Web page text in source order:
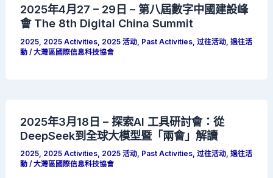
2025年4月27 – 29日 – 第八屆數字中國建設峰
會 The 8th Digital China Summit
2025 2025 Activities 2025 活动 Past Activities ,过往活动 ,過往活
動 /大灣區國際信息科技協會
2025年3月18日 – 探索AI 工具研討會：從
DeepSeek到全球大模型暨「兩會」解讀
2025, 2025 Activities, 2025 活动, Past Activities,过往活动,過往活
動 /大灣區國際信息科技協會